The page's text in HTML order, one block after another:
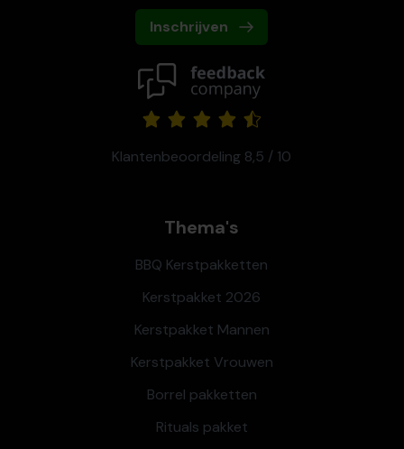
Inschrijven
Klantenbeoordeling 8,5 / 10
Thema's
BBQ Kerstpakketten
Kerstpakket 2026
Kerstpakket Mannen
Kerstpakket Vrouwen
Borrel pakketten
Rituals pakket